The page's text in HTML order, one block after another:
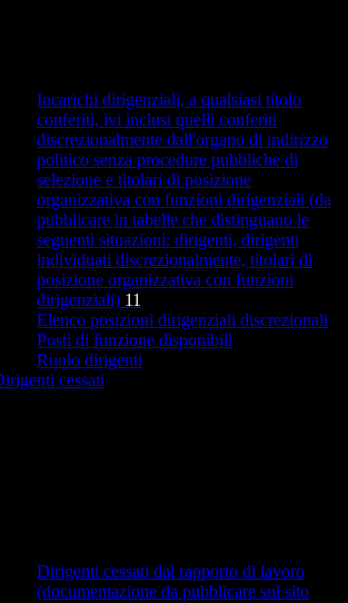
Incarichi dirigenziali, a qualsiasi titolo
conferiti, ivi inclusi quelli conferiti
discrezionalmente dall'organo di indirizzo
politico senza procedure pubbliche di
selezione e titolari di posizione
organizzativa con funzioni dirigenziali (da
pubblicare in tabelle che distinguano le
seguenti situazioni: dirigenti, dirigenti
individuati discrezionalmente, titolari di
posizione organizzativa con funzioni
dirigenziali) 11
Elenco posizioni dirigenziali discrezionali
Posti di funzione disponibili
Ruolo dirigenti
cessati
Dirigenti cessati dal rapporto di lavoro
(documentazione da pubblicare sul sito